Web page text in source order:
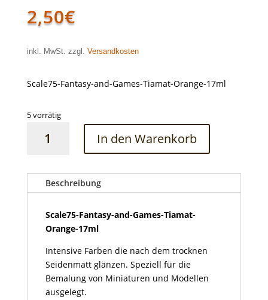
2,50€
inkl. MwSt. zzgl. Versandkosten
Scale75-Fantasy-and-Games-Tiamat-Orange-17ml
5 vorrätig
Fantasy-
Tiamat-
17ml
Menge
In den Warenkorb
Beschreibung
Scale75-Fantasy-and-Games-Tiamat-
Orange-17ml
Intensive Farben die nach dem trocknen
Seidenmatt glänzen. Speziell für die
Bemalung von Miniaturen und Modellen
ausgelegt.